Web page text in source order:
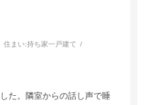
住まい:持ち家一戸建て
た。隣室からの話し声で睡